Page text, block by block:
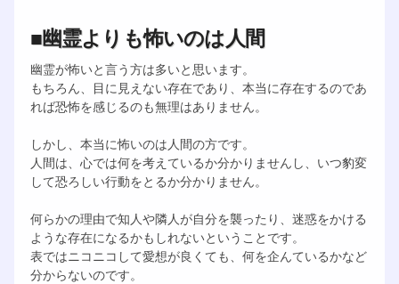
■幽霊よりも怖いのは人間
幽霊が怖いと言う方は多いと思います。
もちろん、目に見えない存在であり、本当に存在するのであ
れば恐怖を感じるのも無理はありません。
しかし、本当に怖いのは人間の方です。
人間は、心では何を考えているか分かりませんし、いつ豹変
して恐ろしい行動をとるか分かりません。
何らかの理由で知人や隣人が自分を襲ったり、迷惑をかける
ような存在になるかもしれないということです。
表ではニコニコして愛想が良くても、何を企んているかなど
分からないのです。